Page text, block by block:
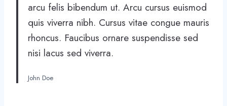
arcu felis bibendum ut. Arcu cursus euismod
quis viverra nibh. Cursus vitae congue mauris
rhoncus. Faucibus ornare suspendisse sed
nisi lacus sed viverra.
John Doe